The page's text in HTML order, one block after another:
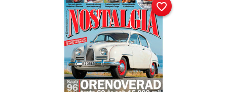
favorite_border